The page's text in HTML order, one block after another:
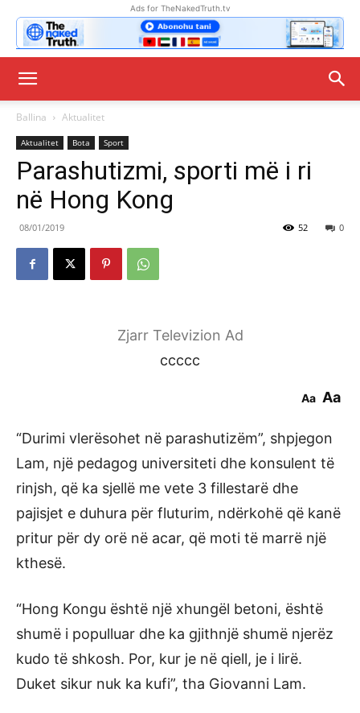
Ads for TheNakedTruth.tv
Ballina Aktualitet
Aktualitet Bota Sport
Parashutizmi, sporti më i ri
në Hong Kong
08/01/2019 0
52
Zjarr Televizion Ad
ccccc
Aa Aa
“Durimi vlerësohet në parashutizëm”, shpjegon
Lam, një pedagog universiteti dhe konsulent të
rinjsh, që ka sjellë me vete 3 fillestarë dhe
pajisjet e duhura për fluturim, ndërkohë që kanë
pritur për dy orë në acar, që moti të marrë një
kthesë.
“Hong Kongu është një xhungël betoni, është
shumë i populluar dhe ka gjithnjë shumë njerëz
kudo të shkosh. Por, kur je në qiell, je i lirë.
Duket sikur nuk ka kufi”, tha Giovanni Lam.